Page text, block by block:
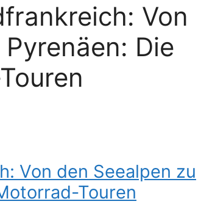
Von
Die
Von den Seealpen zu
Touren